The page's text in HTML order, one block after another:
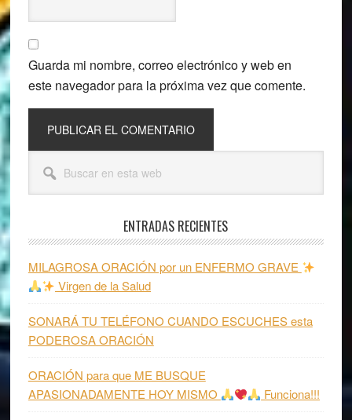
Guarda mi nombre, correo electrónico y web en
este navegador para la próxima vez que comente.
Barra
lateral
esta
ENTRADAS RECIENTES
MILAGROSA ORACIÓN por un ENFERMO GRAVE
Virgen de la Salud
SONARÁ TU TELÉFONO CUANDO ESCUCHES esta
PODEROSA ORACIÓN
ORACIÓN para que ME BUSQUE
APASIONADAMENTE HOY MISMO
Funciona!!!